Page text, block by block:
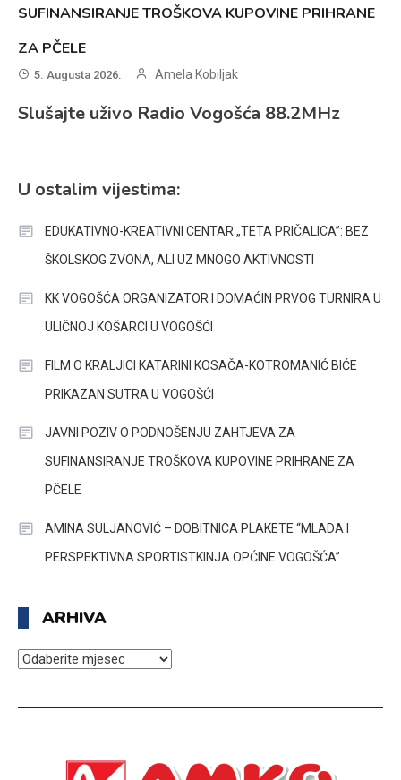
SUFINANSIRANJE TROŠKOVA KUPOVINE PRIHRANE
ZA PČELE
5. Augusta 2026. Amela Kobiljak
Slušajte uživo Radio Vogošća 88.2MHz
U ostalim vijestima:
EDUKATIVNO-KREATIVNI CENTAR „TETA PRIČALICA”: BEZ
ŠKOLSKOG ZVONA, ALI UZ MNOGO AKTIVNOSTI
KK VOGOŠĆA ORGANIZATOR I DOMAĆIN PRVOG TURNIRA U
ULIČNOJ KOŠARCI U VOGOŠĆI
FILM O KRALJICI KATARINI KOSAČA-KOTROMANIĆ BIĆE
PRIKAZAN SUTRA U VOGOŠĆI
JAVNI POZIV O PODNOŠENJU ZAHTJEVA ZA
SUFINANSIRANJE TROŠKOVA KUPOVINE PRIHRANE ZA
PČELE
AMINA SULJANOVIĆ – DOBITNICA PLAKETE “MLADA I
PERSPEKTIVNA SPORTISTKINJA OPĆINE VOGOŠĆA”
ARHIVA
ARHIVA